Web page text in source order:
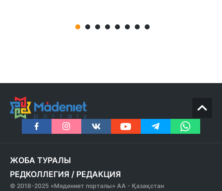
ЖОБА ТУРАЛЫ
РЕДКОЛЛЕГИЯ / РЕДАКЦИЯ
© 2018-2025 «Мәдениет порталы» АА - Қазақстан